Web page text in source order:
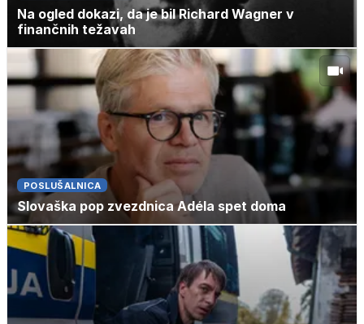
Na ogled dokazi, da je bil Richard Wagner v
finančnih težavah
POSLUŠALNICA
Slovaška pop zvezdnica Adéla spet doma